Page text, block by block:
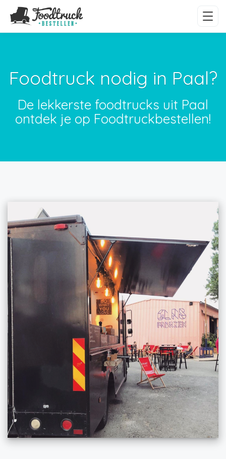
Foodtruck nodig in Paal?
De lekkerste foodtrucks uit Paal
ontdek je op Foodtruckbestellen!